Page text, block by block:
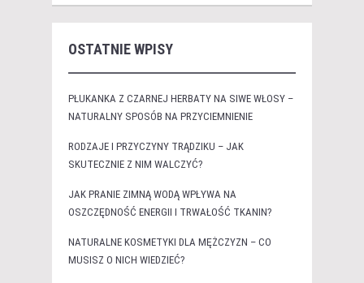
OSTATNIE WPISY
PŁUKANKA Z CZARNEJ HERBATY NA SIWE WŁOSY –
NATURALNY SPOSÓB NA PRZYCIEMNIENIE
RODZAJE I PRZYCZYNY TRĄDZIKU – JAK
SKUTECZNIE Z NIM WALCZYĆ?
JAK PRANIE ZIMNĄ WODĄ WPŁYWA NA
OSZCZĘDNOŚĆ ENERGII I TRWAŁOŚĆ TKANIN?
NATURALNE KOSMETYKI DLA MĘŻCZYZN – CO
MUSISZ O NICH WIEDZIEĆ?